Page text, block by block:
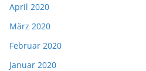
April 2020
März 2020
Februar 2020
Januar 2020